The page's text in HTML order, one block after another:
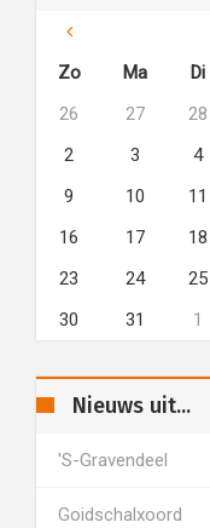
Zo
Ma Di
26
27 28
2
3 4
9
10 11
16
17 18
23
24 25
30
31 1
Nieuws uit...
's-Gravendeel
Goidschalxoord